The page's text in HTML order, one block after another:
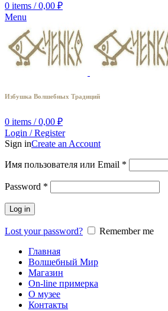
0 items / 0,00 ₽
Menu
Избушка Волшебных Традиций
0 items / 0,00 ₽
Login / Register
Sign inCreate an Account
Имя пользователя или Email *
Password *
Log in
Lost your password?
Remember me
Главная
Волшебный Мир
Магазин
On-line примерка
О музее
Контакты